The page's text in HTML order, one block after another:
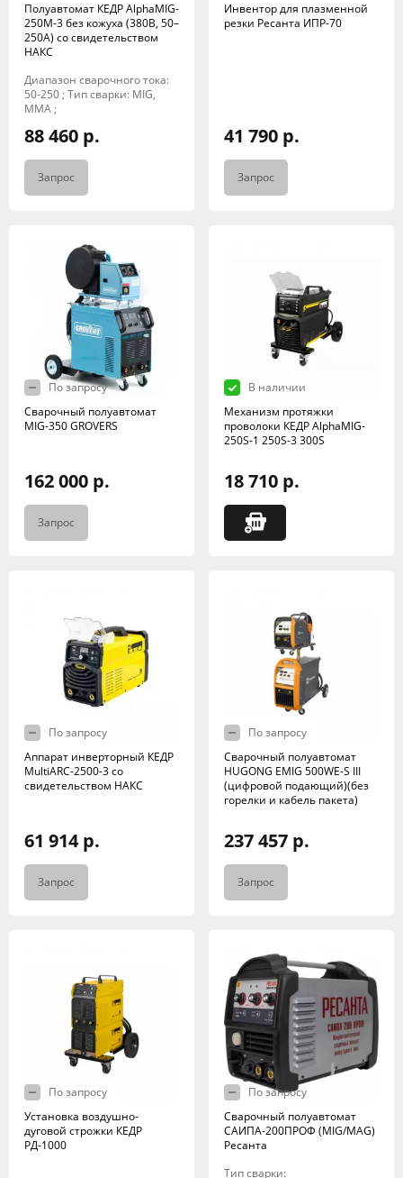
Полуавтомат КЕДР AlphaMIG-
250M-3 без кожуха (380В, 50–
250А) со свидетельством
НАКС
Диапазон сварочного тока:
50-250 ; Тип сварки: MIG,
MMA ;
88 460 р.
Запрос
Инвентор для плазменной
резки Ресанта ИПР-70
41 790 р.
Запрос
По запросу
Сварочный полуавтомат
MIG-350 GROVERS
162 000 р.
Запрос
В наличии
Механизм протяжки
проволоки КЕДР AlphaMIG-
250S-1 250S-3 300S
18 710 р.
По запросу
Аппарат инверторный КЕДР
MultiARC-2500-3 со
свидетельством НАКС
61 914 р.
Запрос
По запросу
Сварочный полуавтомат
HUGONG EMIG 500WE-S III
(цифровой подающий)(без
горелки и кабель пакета)
237 457 р.
Запрос
По запросу
Установка воздушно-
дуговой строжки КЕДР
РД-1000
По запросу
Сварочный полуавтомат
САИПА-200ПРОФ (MIG/MAG)
Ресанта
Тип сварки: